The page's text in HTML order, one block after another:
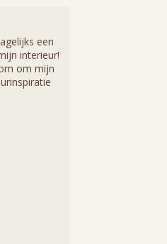
een
interieur!
om mijn